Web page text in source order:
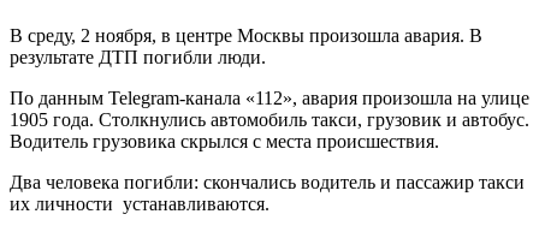
В среду, 2 ноября, в центре Москвы произошла авария. В
результате ДТП погибли люди.
По данным Telegram-канала «112», авария произошла на улице
1905 года. Столкнулись автомобиль такси, грузовик и автобус.
Водитель грузовика скрылся с места происшествия.
Два человека погибли: скончались водитель и пассажир такси
их личности устанавливаются.